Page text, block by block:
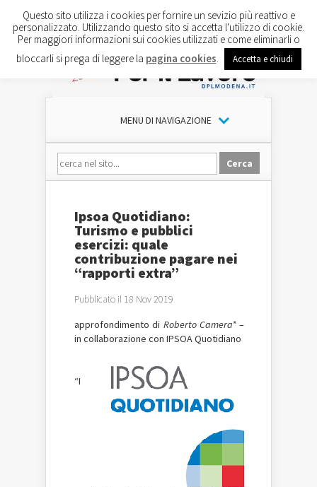
MENU DI NAVIGAZIONE
Ipsoa Quotidiano:
Turismo e pubblici
esercizi: quale
contribuzione pagare nei
“rapporti extra”
Pubblicato il 18 Nov 2019
approfondimento di Roberto Camera*–
in collaborazione con IPSOA Quotidiano
“I
Questo sito utilizza i cookies per fornire un sevizio più reattivo e
personalizzato. Utilizzando questo sito si accetta l'utilizzo di cookie.
Per maggiori informazioni sui cookies utilizzati e come eliminarli o
bloccarli si prega di leggere la pagina cookies Accetta e chiudi